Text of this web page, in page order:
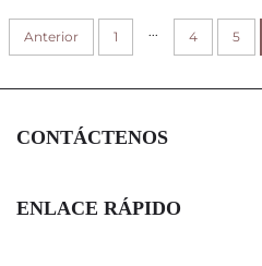
CAPUCHA, ROPA Y
MARCAS DE
Anterior 1 ... 4 5
CONTÁCTENOS
ENLACE RÁPIDO